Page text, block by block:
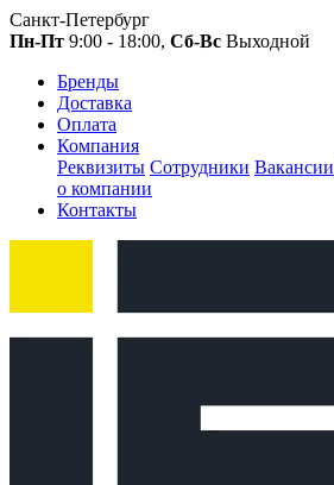
Санкт-Петербург
Пн-Пт 9:00 - 18:00, Сб-Вс Выходной
Бренды
Доставка
Оплата
Компания
Реквизиты Сотрудники Вакансии
о компании
Контакты